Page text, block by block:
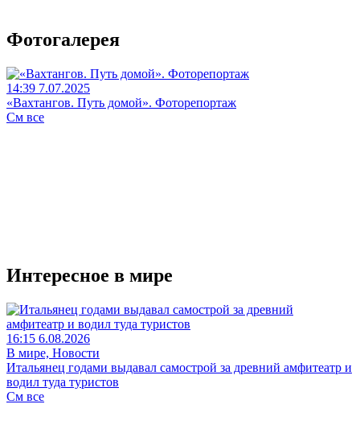
Фотогалерея
14:39 7.07.2025
«Вахтангов. Путь домой». Фоторепортаж
См все
Интересное в мире
16:15 6.08.2026
В мире, Новости
Итальянец годами выдавал самострой за древний амфитеатр и
водил туда туристов
См все